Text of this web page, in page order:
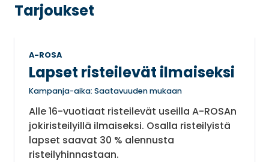
Tarjoukset
A-ROSA
Lapset risteilevät ilmaiseksi
Kampanja-aika: Saatavuuden mukaan
Alle 16-vuotiaat risteilevät useilla A-ROSAn
jokiristeilyillä ilmaiseksi. Osalla risteilyistä
lapset saavat 30 % alennusta
risteilyhinnastaan.